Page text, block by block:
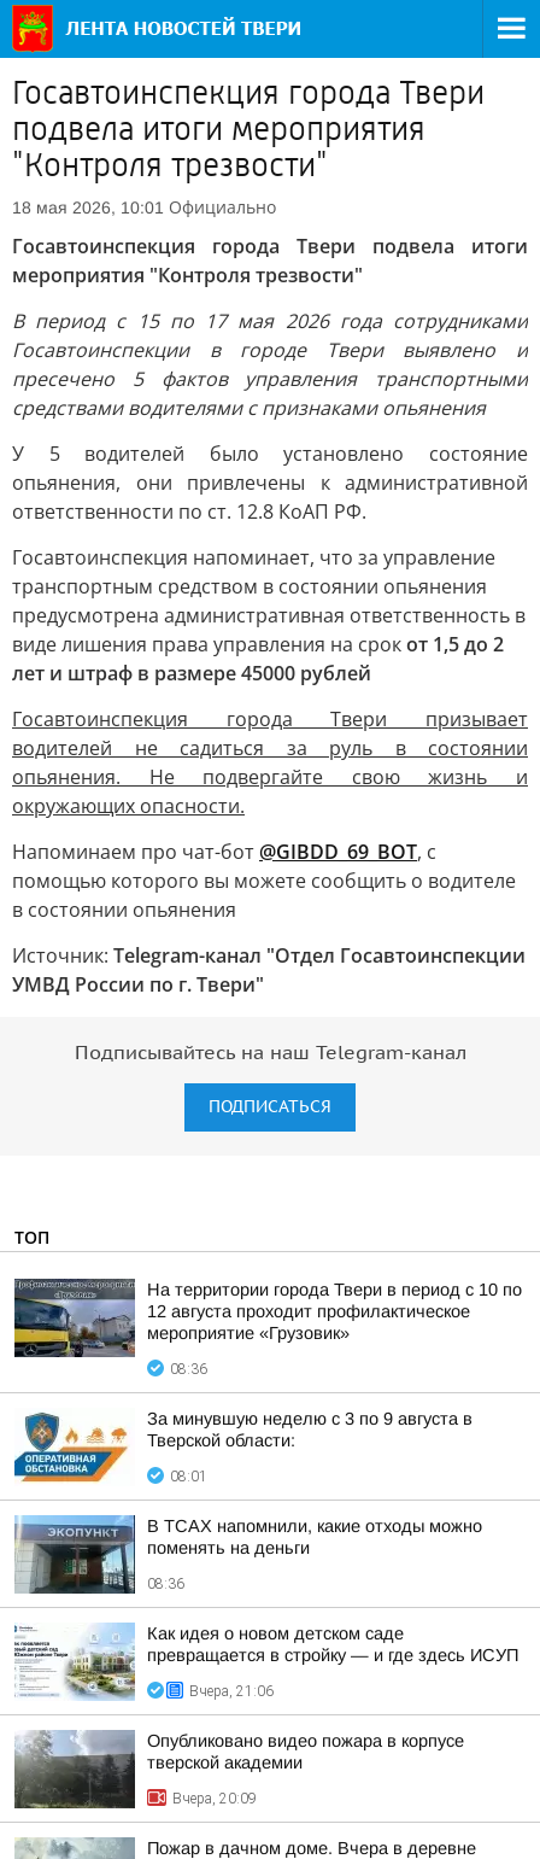
Госавтоинспекция города Твери
подвела итоги мероприятия
"Контроля трезвости"
18 мая 2026, 10:01 Официально
Госавтоинспекция города Твери подвела итоги
мероприятия "Контроля трезвости"
В период с 15 по 17 мая 2026 года сотрудниками
Госавтоинспекции в городе Твери выявлено и
пресечено 5 фактов управления транспортными
средствами водителями с признаками опьянения
У 5 водителей было установлено состояние
опьянения, они привлечены к административной
ответственности по ст. 12.8 КоАП РФ.
Госавтоинспекция напоминает, что за управление
транспортным средством в состоянии опьянения
предусмотрена административная ответственность в
виде лишения права управления на срокот 1,5 до 2
лет и штраф в размере 45000 рублей
Госавтоинспекция города Твери призывает
водителей не садиться за руль в состоянии
опьянения. Не подвергайте свою жизнь и
окружающих опасности.
Напоминаем про чат-бот@GIBDD_69_BOT, с
помощью которого вы можете сообщить о водителе
в состоянии опьянения
Источник: Telegram-канал "Отдел Госавтоинспекции
УМВД России по г. Твери"
Подписывайтесь на наш Telegram-канал
ПОДПИСАТЬСЯ
ТОП
На территории города Твери в период с 10 по
12 августа проходит профилактическое
мероприятие «Грузовик»
08:36
За минувшую неделю с 3 по 9 августа в
Тверской области:
08:01
В ТСАХ напомнили, какие отходы можно
поменять на деньги
08:36
Как идея о новом детском саде
превращается в стройку — и где здесь ИСУП
Вчера, 21:06
Опубликовано видео пожара в корпусе
тверской академии
Вчера, 20:09
Пожар в дачном доме. Вчера в деревне